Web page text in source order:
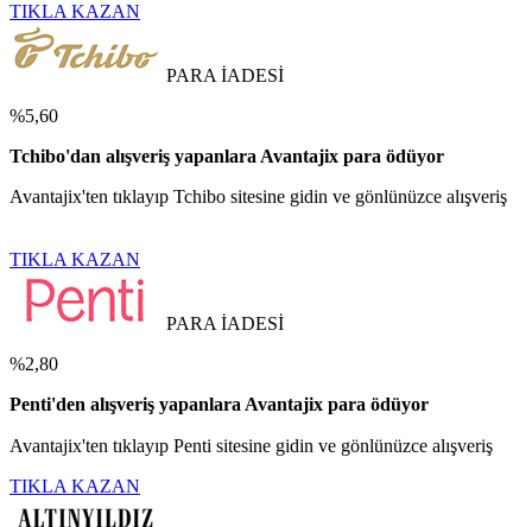
TIKLA KAZAN
PARA İADESİ
%5,60
Tchibo'dan alışveriş yapanlara Avantajix para ödüyor
Avantajix'ten tıklayıp Tchibo sitesine gidin ve gönlünüzce alışveriş
TIKLA KAZAN
PARA İADESİ
%2,80
Penti'den alışveriş yapanlara Avantajix para ödüyor
Avantajix'ten tıklayıp Penti sitesine gidin ve gönlünüzce alışveriş
TIKLA KAZAN